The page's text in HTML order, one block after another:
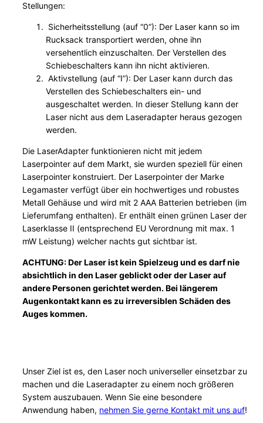
Stellungen:
Sicherheitsstellung (auf “0”): Der Laser kann so im
Rucksack transportiert werden, ohne ihn
versehentlich einzuschalten. Der Verstellen des
Schiebeschalters kann ihn nicht aktivieren.
Aktivstellung (auf “I”): Der Laser kann durch das
Verstellen des Schiebeschalters ein- und
ausgeschaltet werden. In dieser Stellung kann der
Laser nicht aus dem Laseradapter heraus gezogen
werden.
Die LaserAdapter funktionieren nicht mit jedem
Laserpointer auf dem Markt, sie wurden speziell für einen
Laserpointer konstruiert. Der Laserpointer der Marke
Legamaster verfügt über ein hochwertiges und robustes
Metall Gehäuse und wird mit 2 AAA Batterien betrieben (im
Lieferumfang enthalten). Er enthält einen grünen Laser der
Laserklasse II (entsprechend EU Verordnung mit max. 1
mW Leistung) welcher nachts gut sichtbar ist.
ACHTUNG: Der Laser ist kein Spielzeug und es darf nie
absichtlich in den Laser geblickt oder der Laser auf
andere Personen gerichtet werden. Bei längerem
Augenkontakt kann es zu irreversiblen Schäden des
Auges kommen.
Unser Ziel ist es, den Laser noch universeller einsetzbar zu
machen und die Laseradapter zu einem noch größeren
System auszubauen. Wenn Sie eine besondere
Anwendung haben, nehmen Sie gerne Kontakt mit uns auf!